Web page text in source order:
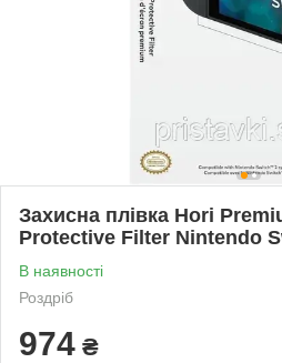
Захисна плівка Hori
Protective Filter Nintendo
В наявності
Роздріб
974 ₴